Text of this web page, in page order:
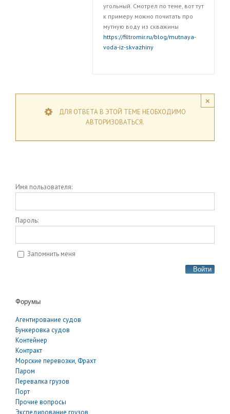
угольный. Смотрел по теме, вот тут
к примеру можно почитать про
мутную воду из скважины
https://filtromir.ru/blog/mutnaya-
voda-iz-skvazhiny
×
ДЛЯ ОТВЕТА В ЭТОЙ ТЕМЕ НЕОБХОДИМО
АВТОРИЗОВАТЬСЯ.
Имя пользователя:
Пароль:
Запомнить меня
Войти
Форумы
Агентирование судов
Бункеровка судов
Контейнер
Контракт
Морские перевозки, Фрахт
Паром
Перевалка грузов
Порт
Прочие вопросы